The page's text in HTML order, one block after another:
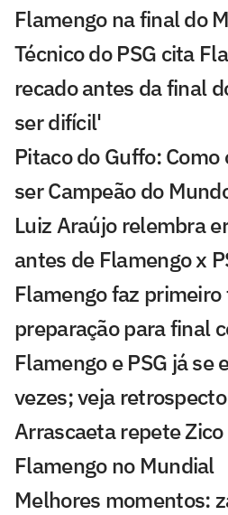
Flamengo na final do
Técnico do PSG cita
recado antes da final
ser difícil'
Pitaco do Guffo:
ser Campeão do
Luiz Araújo relembra
antes de Flamengo x
Flamengo faz
preparação para final
Flamengo e PSG já
vezes; veja retrospecto
Arrascaeta repete
Flamengo no Mundial
Melhores momentos: